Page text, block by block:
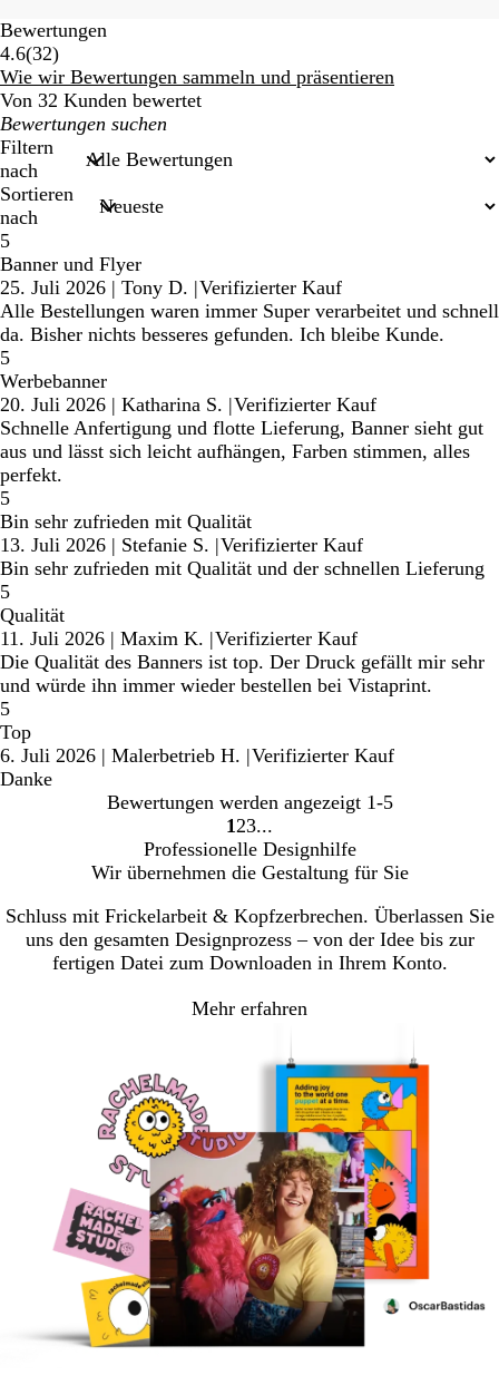
Bewertungen
4.6(3232
Bewertungen
)
Wie wir Bewertungen sammeln und präsentieren
Von 32 Kunden bewertet
Meine
Sucheingaben
Filtern
nach
Sortieren
nach
5
Banner und Flyer
25. Juli 2026 | Tony D. |Verifizierter Kauf
Alle Bestellungen waren immer Super verarbeitet und schnell
da. Bisher nichts besseres gefunden. Ich bleibe Kunde.
5
Werbebanner
20. Juli 2026 | Katharina S. |Verifizierter Kauf
Schnelle Anfertigung und flotte Lieferung, Banner sieht gut
aus und lässt sich leicht aufhängen, Farben stimmen, alles
perfekt.
5
Bin sehr zufrieden mit Qualität
13. Juli 2026 | Stefanie S. |Verifizierter Kauf
Bin sehr zufrieden mit Qualität und der schnellen Lieferung
5
Qualität
11. Juli 2026 | Maxim K. |Verifizierter Kauf
Die Qualität des Banners ist top. Der Druck gefällt mir sehr
und würde ihn immer wieder bestellen bei Vistaprint.
5
Top
6. Juli 2026 | Malerbetrieb H. |Verifizierter Kauf
Danke
Bewertungen werden angezeigt 1-5
Gehe
zu
Seite
1 Gehe
zu
Seite
2 Gehe
zu
Seite
3
Professionelle Designhilfe
Wir übernehmen die Gestaltung für Sie
Schluss mit Frickelarbeit & Kopfzerbrechen. Überlassen Sie
uns den gesamten Designprozess – von der Idee bis zur
fertigen Datei zum Downloaden in Ihrem Konto.
Mehr erfahren